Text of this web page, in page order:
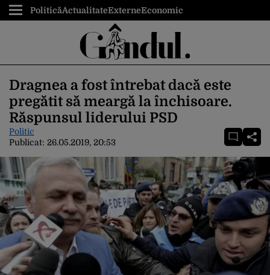
PoliticăActualitateExterneEconomic
Dragnea a fost întrebat dacă este
pregătit să meargă la închisoare.
Răspunsul liderului PSD
Politic
Publicat: 26.05.2019, 20:53